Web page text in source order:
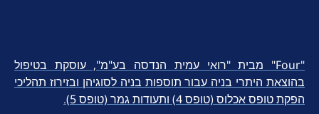
"Four" מבית "רואי עמית הנדסה בע"מ", עוסקת בטיפול
בהוצאת היתרי בניה עבור תוספות בניה לסוגיהן ובזירוז תהליכי
הפקת טופס אכלוס (טופס 4) ותעודות גמר (טופס 5).